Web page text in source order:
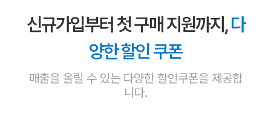
신규가입부터 첫 구매 지원까지,다
양한 할인 쿠폰
매출을 올릴 수 있는 다양한 할인쿠폰을 제공합
니다.